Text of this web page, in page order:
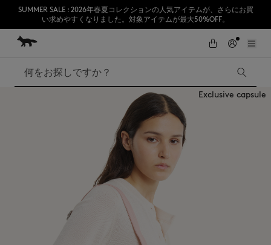
熊本地震の影響により、九州全域でお荷物のお届けに遅延が発生する見込
SUMMER SALE : 2026年春夏コレクションの人気アイテムが、さらにお買
い求めやすくなりました。対象アイテムが最大50%OFF。
コンテンツにスキップ
Skip to Footer
検索
Exclusive capsule